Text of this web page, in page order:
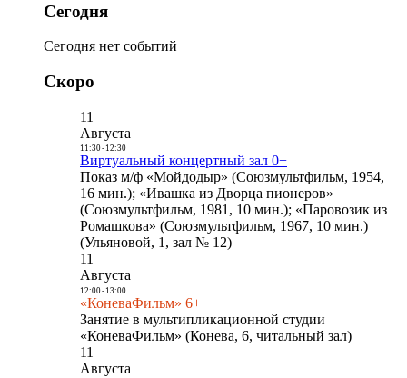
Сегодня
Сегодня нет событий
Скоро
11
Августа
11:30- 12:30
Виртуальный концертный зал 0+
Показ м/ф «Мойдодыр» (Союзмультфильм, 1954,
16 мин.); «Ивашка из Дворца пионеров»
(Союзмультфильм, 1981, 10 мин.); «Паровозик из
Ромашкова» (Союзмультфильм, 1967, 10 мин.)
(Ульяновой, 1, зал № 12)
11
Августа
12:00- 13:00
«КоневаФильм» 6+
Занятие в мультипликационной студии
«КоневаФильм» (Конева, 6, читальный зал)
11
Августа